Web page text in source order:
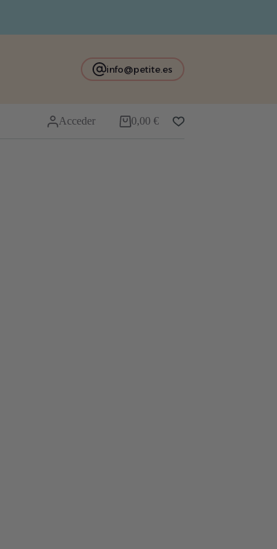
info@petite.es
Acceder
Carro
0,00 €